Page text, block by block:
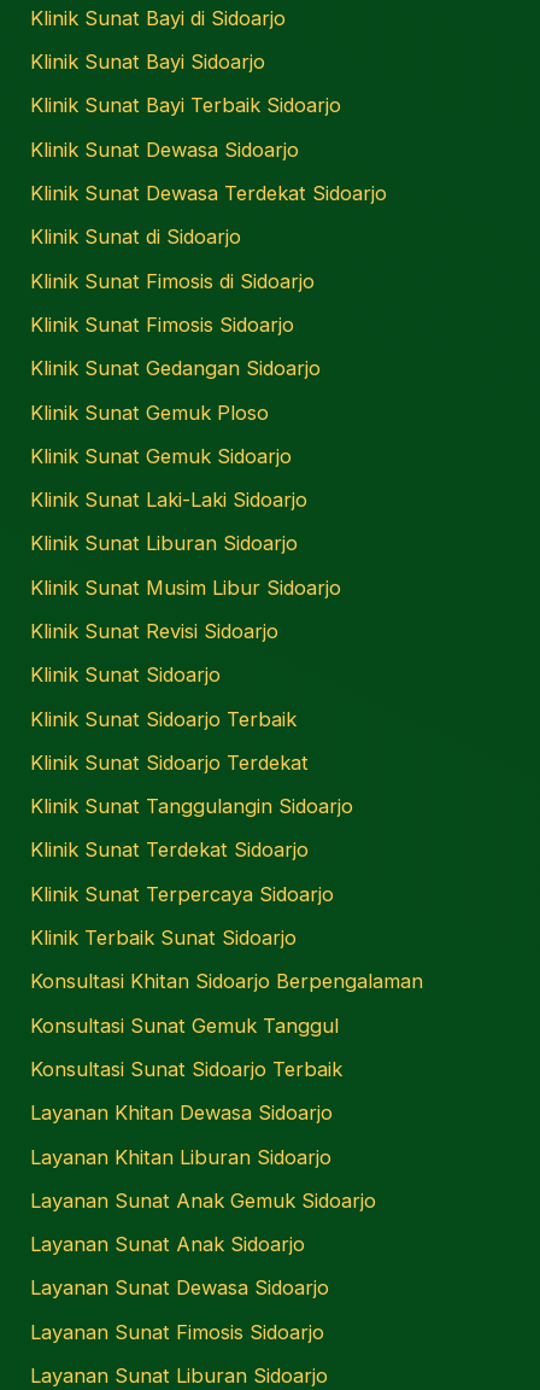
Klinik Sunat Bayi di Sidoarjo
Klinik Sunat Bayi Sidoarjo
Klinik Sunat Bayi Terbaik Sidoarjo
Klinik Sunat Dewasa Sidoarjo
Klinik Sunat Dewasa Terdekat Sidoarjo
Klinik Sunat di Sidoarjo
Klinik Sunat Fimosis di Sidoarjo
Klinik Sunat Fimosis Sidoarjo
Klinik Sunat Gedangan Sidoarjo
Klinik Sunat Gemuk Ploso
Klinik Sunat Gemuk Sidoarjo
Klinik Sunat Laki-Laki Sidoarjo
Klinik Sunat Liburan Sidoarjo
Klinik Sunat Musim Libur Sidoarjo
Klinik Sunat Revisi Sidoarjo
Klinik Sunat Sidoarjo
Klinik Sunat Sidoarjo Terbaik
Klinik Sunat Sidoarjo Terdekat
Klinik Sunat Tanggulangin Sidoarjo
Klinik Sunat Terdekat Sidoarjo
Klinik Sunat Terpercaya Sidoarjo
Klinik Terbaik Sunat Sidoarjo
Konsultasi Khitan Sidoarjo Berpengalaman
Konsultasi Sunat Gemuk Tanggul
Konsultasi Sunat Sidoarjo Terbaik
Layanan Khitan Dewasa Sidoarjo
Layanan Khitan Liburan Sidoarjo
Layanan Sunat Anak Gemuk Sidoarjo
Layanan Sunat Anak Sidoarjo
Layanan Sunat Dewasa Sidoarjo
Layanan Sunat Fimosis Sidoarjo
Layanan Sunat Liburan Sidoarjo